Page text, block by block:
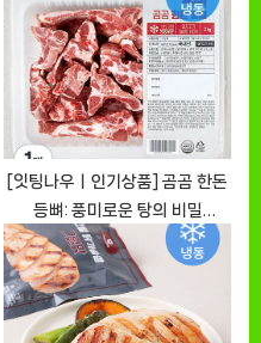
[잇팅나우ㅣ인기상품] 곰곰 한돈
등뼈: 풍미로운 탕의 비밀
[EatingNOWㅣ추천상품]